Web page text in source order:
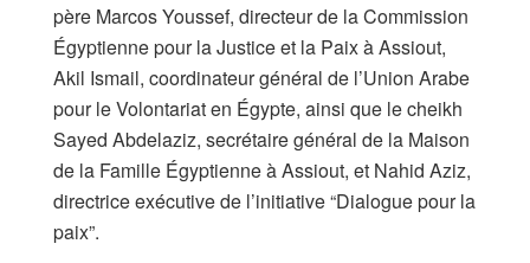
père Marcos Youssef, directeur de la Commission
Égyptienne pour la Justice et la Paix à Assiout,
Akil Ismail, coordinateur général de l’Union Arabe
pour le Volontariat en Égypte, ainsi que le cheikh
Sayed Abdelaziz, secrétaire général de la Maison
de la Famille Égyptienne à Assiout, et Nahid Aziz,
directrice exécutive de l’initiative “Dialogue pour la
paix”.